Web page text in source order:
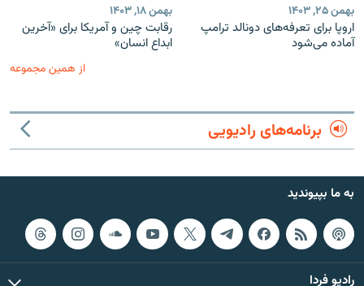
بهمن ۲۵, ۱۴۰۳
اروپا برای تعرفه‌های دونالد ترامپ
آماده می‌شود
بهمن ۱۸, ۱۴۰۳
رقابت چین و آمریکا برای «آخرین
ابداع انسان»
از همین مجموعه
برنامه‌های رادیویی
به ما بپیوندید
رادیو فردا